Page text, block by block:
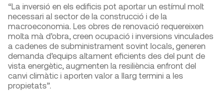
“La inversió en els edificis pot aportar un estímul molt
necessari al sector de la construcció i de la
macroeconomia. Les obres de renovació requereixen
molta mà d’obra, creen ocupació i inversions vinculades
a cadenes de subministrament sovint locals, generen
demanda d’equips altament eficients des del punt de
vista energètic, augmenten la resiliència enfront del
canvi climàtic i aporten valor a llarg termini a les
propietats”.